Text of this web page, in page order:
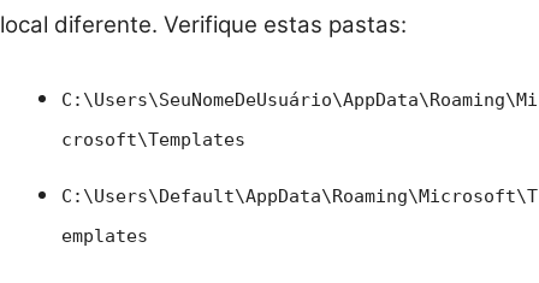
local diferente. Verifique estas pastas:
C:\Users\SeuNomeDeUsuário\AppData\Roaming\Mi
crosoft\Templates
C:\Users\Default\AppData\Roaming\Microsoft\T
emplates